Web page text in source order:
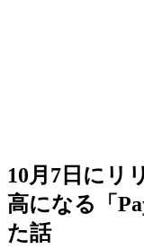
10月7日にリ
高になる「
た話